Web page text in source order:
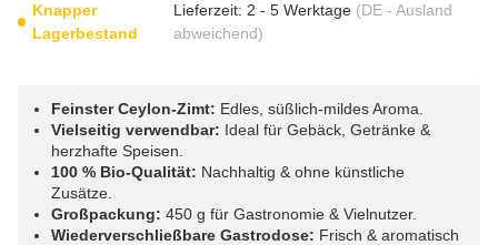
Knapper
Lagerbestand
Lieferzeit: 2 - 5 Werktage (DE - Ausland
abweichend)
Feinster Ceylon-Zimt: Edles, süßlich-mildes Aroma.
Vielseitig verwendbar: Ideal für Gebäck, Getränke &
herzhafte Speisen.
100 % Bio-Qualität: Nachhaltig & ohne künstliche
Zusätze.
Großpackung: 450 g für Gastronomie & Vielnutzer.
Wiederverschließbare Gastrodose: Frisch & aromatisch